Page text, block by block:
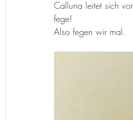
Calluna leitet sich
fege!
Also fegen wir mal.